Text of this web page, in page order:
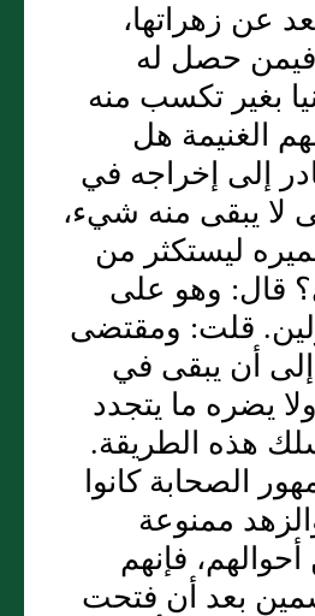
عن زهراتها،
فيمن حصل له
بغير تكسب منه
الغنيمة هل
إلى إخراجه في
لا يبقى منه شيء،
ليستكثر من
قال: وهو على
قلت: ومقتضى
أن يبقى في
يضره ما يتجدد
هذه الطريقة.
الصحابة كانوا
ممنوعة
فإنهم
بعد أن فتحت